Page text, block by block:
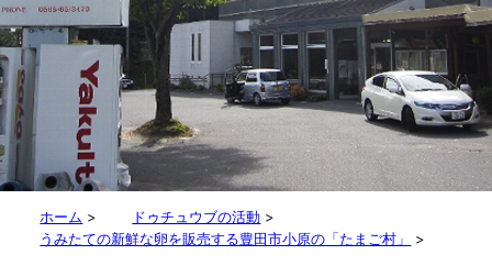
ホーム > ドゥチュウブの活動 >
うみたての新鮮な卵を販売する豊田市小原の「たまご村」
>